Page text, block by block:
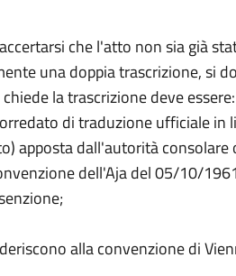
che l'atto non sia già
una doppia trascrizione, si
la trascrizione deve essere:
di traduzione ufficiale in
apposta dall'autorità
dell'Aja del 05/10/
alla convenzione di